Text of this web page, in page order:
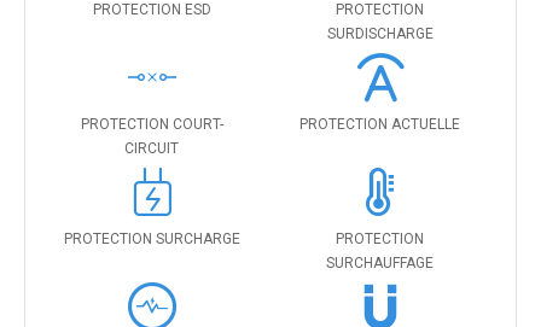
PROTECTION ESD
PROTECTION
SURDISCHARGE
PROTECTION COURT-
CIRCUIT
PROTECTION ACTUELLE
PROTECTION SURCHARGE
PROTECTION
SURCHAUFFAGE